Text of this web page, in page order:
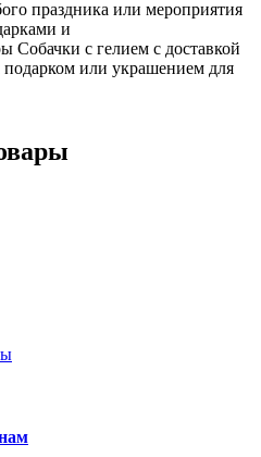
праздника или мероприятия
и
с гелием с доставкой
или украшением для